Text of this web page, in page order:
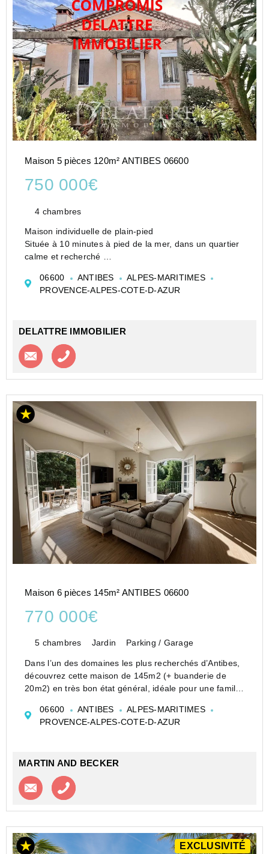
Maison 5 pièces 120m² ANTIBES 06600
750 000€
4 chambres
Maison individuelle de plain-pied
Située à 10 minutes à pied de la mer, dans un quartier
calme et recherché
faire une piscine enterrée.
Vue dégagée avec la mer au loin et le Fort Carré
06600 ANTIBES
ALPES-MARITIMES
PROVENCE-ALPES-COTE-D-AZUR
DELATTRE IMMOBILIER
Contacter l'agence
Maison 6 pièces 145m² ANTIBES 06600
770 000€
5 chambres Jardin Parking / Garage
Dans l’un des domaines les plus recherchés d’Antibes,
découvrez cette maison de 145m2 (+ buanderie de
20m2) en très bon état général, idéale pour une famille
Située au cœur d’un environnement résidentiel
sécurisé e...
06600 ANTIBES
ALPES-MARITIMES
PROVENCE-ALPES-COTE-D-AZUR
MARTIN AND BECKER
Contacter l'agence
EXCLUSIVITÉ